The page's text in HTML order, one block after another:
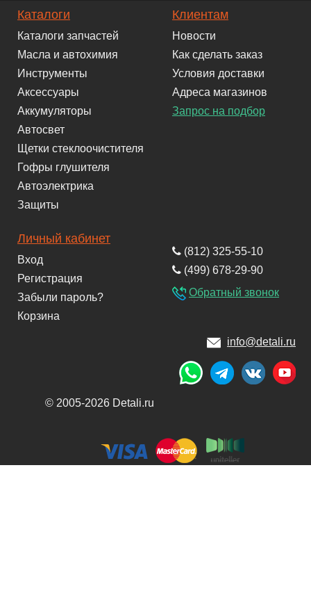
Каталоги
Каталоги запчастей
Масла и автохимия
Инструменты
Аксессуары
Аккумуляторы
Автосвет
Щетки стеклоочистителя
Гофры глушителя
Автоэлектрика
Защиты
Клиентам
Новости
Как сделать заказ
Условия доставки
Адреса магазинов
Запрос на подбор
Личный кабинет
Вход
Регистрация
Забыли пароль?
Корзина
(812) 325-55-10
(499) 678-29-90
Обратный звонок
info@detali.ru
© 2005-2026 Detali.ru